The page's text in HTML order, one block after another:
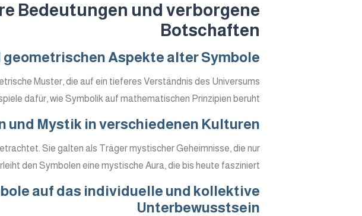
Bedeutungen und verborgene
Botschaften
Aspekte alter Symbole
Muster, die auf ein tieferes Verständnis des Universums
dafür, wie Symbolik auf mathematischen Prinzipien beruht.
und Mystik in verschiedenen Kulturen
Sie galten als Träger mystischer Geheimnisse, die nur
den Symbolen eine mystische Aura, die bis heute fasziniert.
auf das individuelle und kollektive
Unterbewusstsein